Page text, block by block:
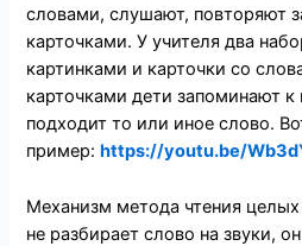
словами, слушают, повторяют
карточками. У учителя два
картинками и карточки со
карточками дети запоминают к
подходит то или иное слово.
пример:https://youtu.be/
Механизм метода чтения
не разбирает слово на звуки,